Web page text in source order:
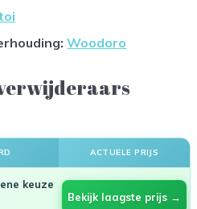
:Woodoro
ACTUELE PRIJS
keuze
Bekijk laagste prijs →